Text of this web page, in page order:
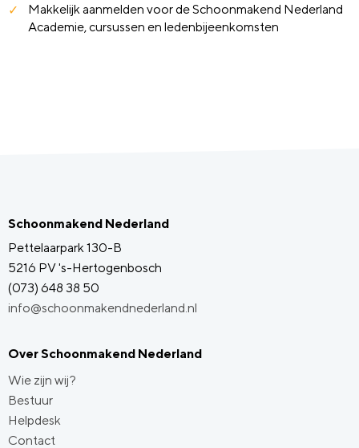
Makkelijk aanmelden voor de Schoonmakend Nederland
Academie, cursussen en ledenbijeenkomsten
Schoonmakend Nederland
Pettelaarpark 130-B
5216 PV 's-Hertogenbosch
(073) 648 38 50
info@schoonmakendnederland.nl
Over Schoonmakend Nederland
Wie zijn wij?
Bestuur
Helpdesk
Contact